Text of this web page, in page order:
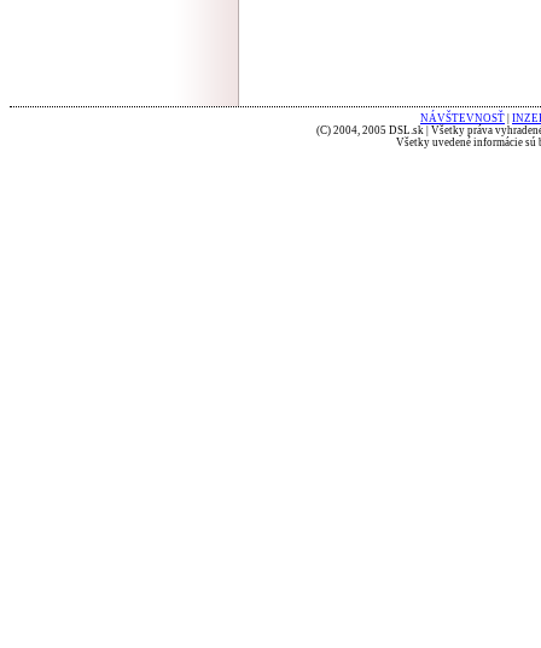
NÁVŠTEVNOSŤ
(C) 2004, 2005 DSL.sk | Všetky práva
Všetky uvedené informácie sú